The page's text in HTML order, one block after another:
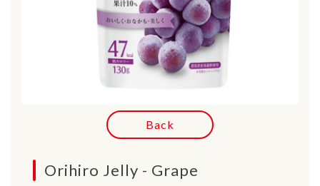
Back
Orihiro Jelly - Grape